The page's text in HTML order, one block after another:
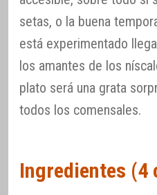
setas, o la buena
está experimentado
los amantes de los
plato será una grata
todos los comensales.
Ingredientes (4